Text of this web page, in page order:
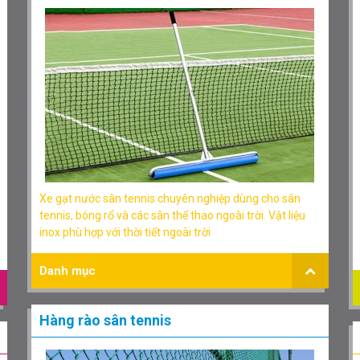
Xe gạt nước sân tennis chuyên nghiệp dùng cho sân
tennis, bóng rổ và các sân thể thao ngoài trời. Vật liệu
inox phù hợp với thời tiết ngoài trời
Danh mục
Hàng rào sân tennis